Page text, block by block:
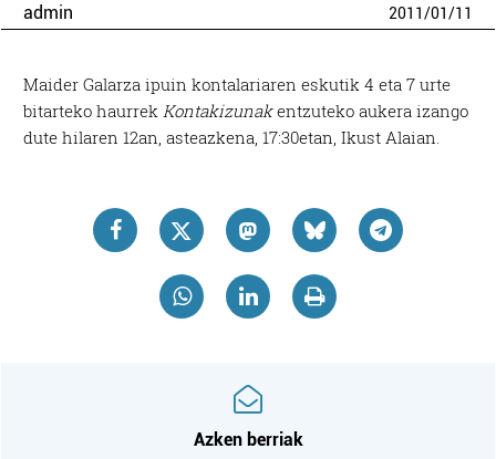
admin 2011/01/11
Maider Galarza ipuin kontalariaren eskutik 4 eta 7 urte
bitarteko haurrek Kontakizunakentzuteko aukera izango
dute hilaren 12an, asteazkena, 17:30etan, Ikust Alaian.
Azken berriak